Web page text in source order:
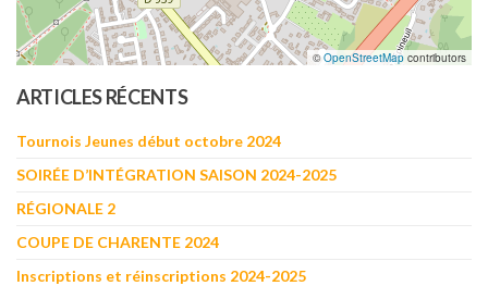
©OpenStreetMap contributors
ARTICLES RÉCENTS
Tournois Jeunes début octobre 2024
SOIRÉE D’INTÉGRATION SAISON 2024-2025
RÉGIONALE 2
COUPE DE CHARENTE 2024
Inscriptions et réinscriptions 2024-2025